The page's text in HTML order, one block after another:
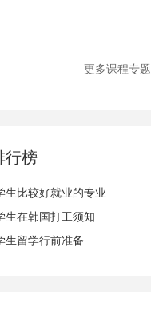
更多课程专题
行榜
生比较好就业的专业
生在韩国打工须知
生留学行前准备